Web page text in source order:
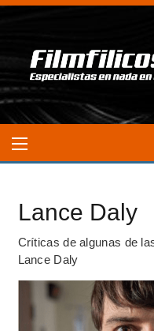
Lance Daly
Críticas de algunas de
Lance Daly